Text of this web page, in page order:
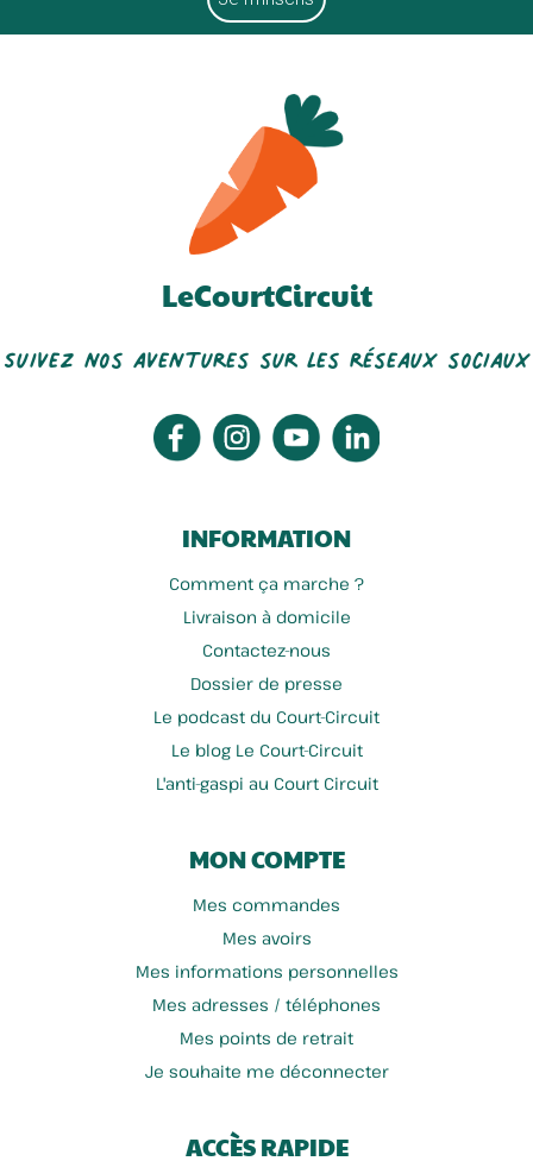
La Ferme Du Bien élever La Marée Flandrienne
Sas Laits Fromagers Du... Verger Terroir Du Nord
LeCourtCircuit
Suivez nos aventures sur les réseaux sociaux
INFORMATION
Comment ça marche ?
Livraison à domicile
Contactez-nous
Dossier de presse
Le podcast du Court-Circuit
Le blog Le Court-Circuit
L'anti-gaspi au Court Circuit
MON COMPTE
Mes commandes
Mes avoirs
Mes informations personnelles
Mes adresses / téléphones
Mes points de retrait
Je souhaite me déconnecter
ACCÈS RAPIDE